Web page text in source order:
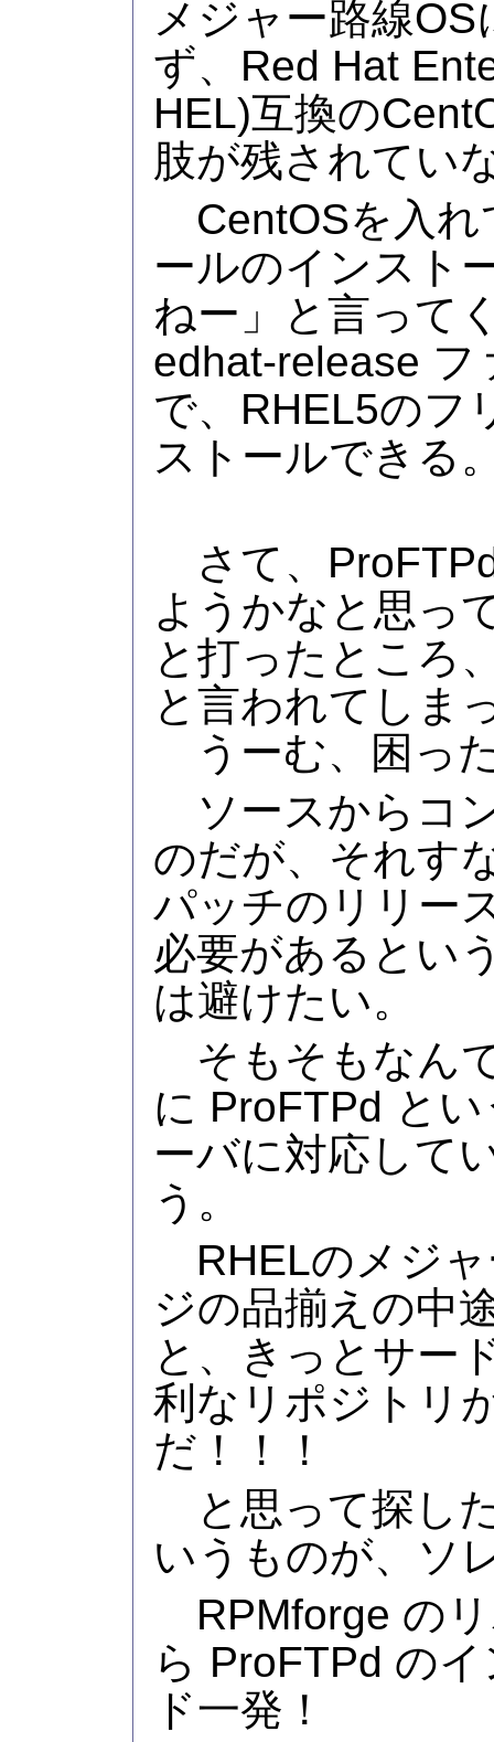
メジャー路線
ず、Red Hat
HEL)互換の
肢が残されてい
CentOSを入れ
ールのインスト
ねー」と言って
edhat-release フ
で、RHEL5のフ
ストールできる
さて、
ようかなと思っ
と打ったところ
と言われてしま
うーむ、困っ
ソースからコ
のだが、それす
パッチのリリー
必要があるとい
は避けたい。
そもそもなん
に ProFTPd と
ーバに対応して
う。
RHELのメジャ
ジの品揃えの中
と、きっとサー
利なリポジトリ
だ！！！
と思って探し
いうものが、ソ
RPMforge の
ら ProFTPd の
ド一発！